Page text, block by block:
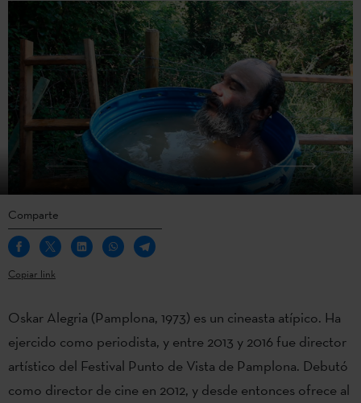
Comparte
Copiar link
Oskar Alegria (Pamplona, 1973) es un cineasta atípico. Ha
ejercido como periodista, y entre 2013 y 2016 fue director
artístico del Festival Punto de Vista de Pamplona. Debutó
como director de cine en 2012, y desde entonces ofrece al